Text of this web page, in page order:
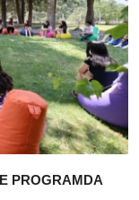
PROGRAMDA